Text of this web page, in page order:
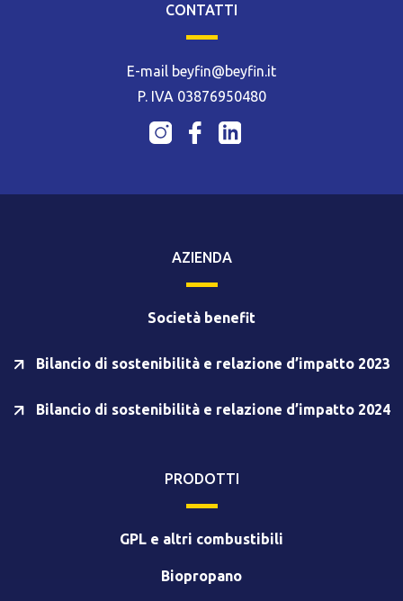
CONTATTI
E-mail beyfin@beyfin.it
P. IVA 03876950480
AZIENDA
Società benefit
Bilancio di sostenibilità e relazione d’impatto 2023
Bilancio di sostenibilità e relazione d’impatto 2024
PRODOTTI
GPL e altri combustibili
Biopropano